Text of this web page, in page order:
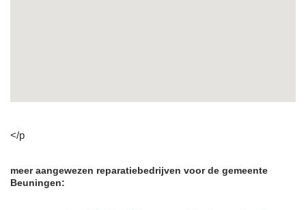
</p
meer aangewezen reparatiebedrijven voor de gemeente
Beuningen: